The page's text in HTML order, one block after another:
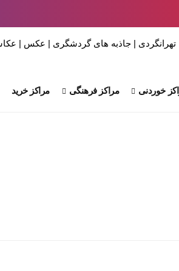
خوردنی مراکز فرهنگی مراکز خرید